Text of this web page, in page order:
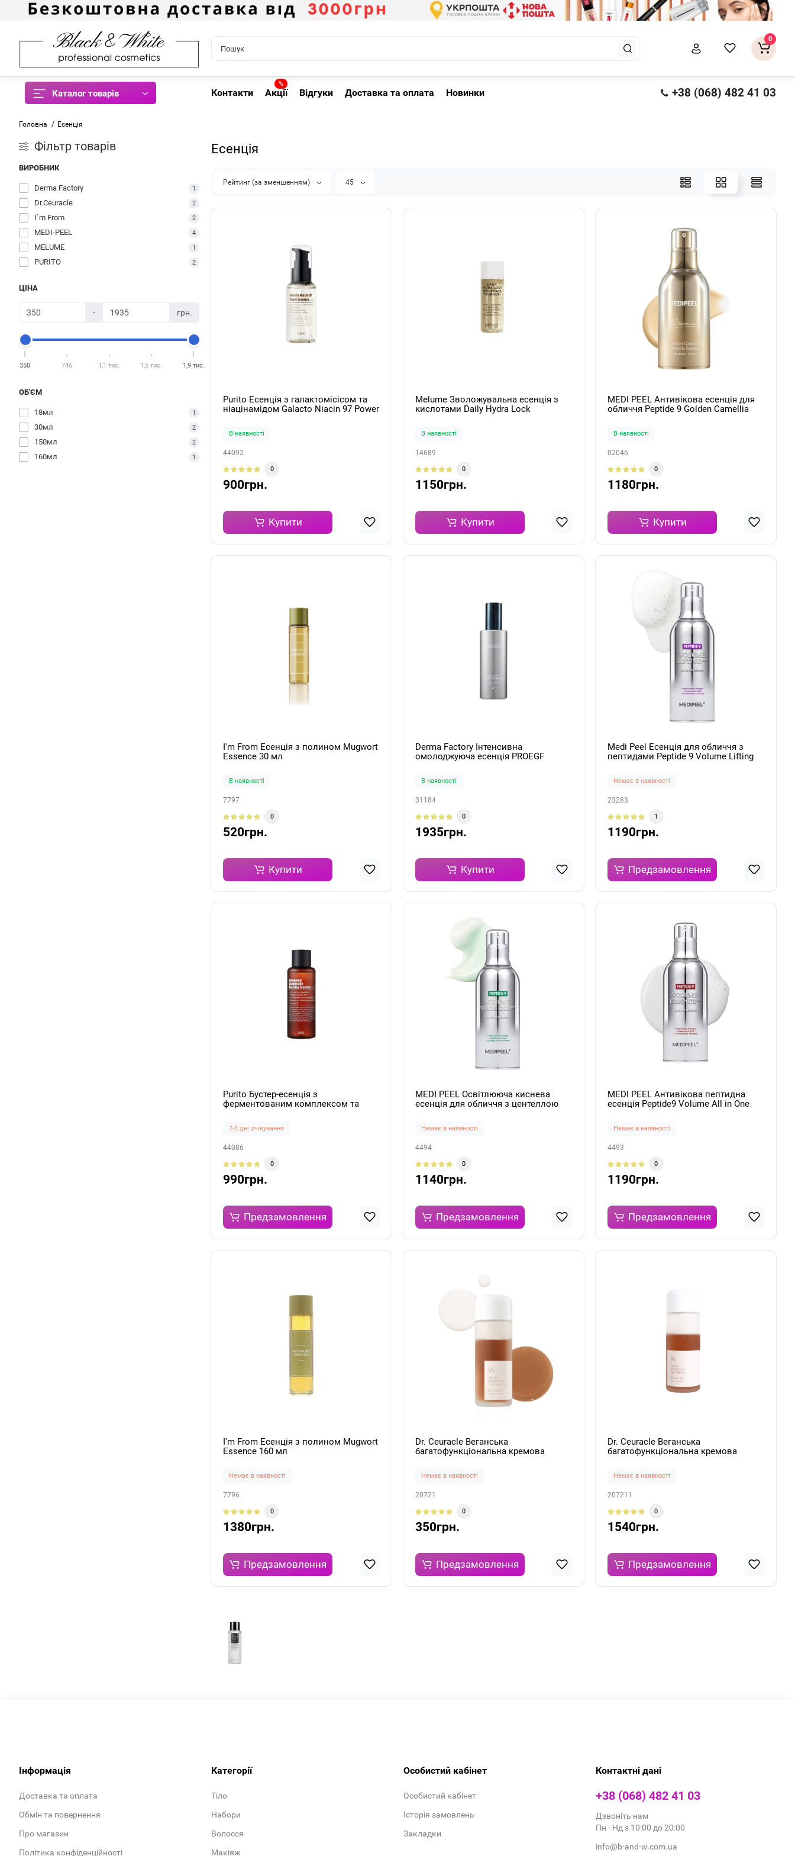
0
Каталог товарів Контакти
%
Акції Відгуки Доставка та оплата Новинки +38 (068) 482 41 03
Головна Есенція
Фiльтр товарів
ВИРОБНИК
Derma Factory 1
Dr.Ceuracle 2
I`m From 2
MEDI-PEEL 4
MELUME 1
PURITO 2
ЦІНА
- грн.
350 746 1,1 тис. 1,5 тис. 1,9 тис.
ОБ'ЄМ
18мл 1
30мл 2
150мл 2
160мл 1
Есенція
Рейтинг (за зменшенням) 45
Purito Есенція з галактомісісом та
ніацінамідом Galacto Niacin 97 Power
В наявності
44092
0
900грн.
Купити
Melume Зволожувальна есенція з
кислотами Daily Hydra Lock
В наявності
14689
0
1150грн.
Купити
MEDI PEEL Антивікова есенція для
обличчя Peptide 9 Golden Camellia
В наявності
02046
0
1180грн.
Купити
I'm From Есенція з полином Mugwort
Essence 30 мл
В наявності
7797
0
520грн.
Купити
Derma Factory Інтенсивна
омолоджуюча есенція PROEGF
В наявності
31184
0
1935грн.
Купити
Medi Peel Есенція для обличчя з
пептидами Peptide 9 Volume Lifting
Немає в наявності
23283
1
1190грн.
Предзамовлення
Purito Бустер-есенцiя з
ферментованим комплексом та
2-3 дні очікування
44086
0
990грн.
Предзамовлення
MEDI PEEL Освітлююча киснева
есенція для обличчя з центеллою
Немає в наявності
4494
0
1140грн.
Предзамовлення
MEDI PEEL Антивікова пептидна
есенція Peptide9 Volume All in One
Немає в наявності
4493
0
1190грн.
Предзамовлення
I'm From Есенція з полином Mugwort
Essence 160 мл
Немає в наявності
7796
0
1380грн.
Предзамовлення
Dr. Ceuracle Веганська
багатофункціональна кремова
Essence 18мл
Немає в наявності
20721
0
350грн.
Предзамовлення
Dr. Ceuracle Веганська
багатофункціональна кремова
Essence 150мл
Немає в наявності
207211
0
1540грн.
Предзамовлення
Контактні дані
+38 (068) 482 41 03
Дзвоніть нам
Пн - Нд з 10:00 до 20:00
info@b-and-w.com.ua
Інформація
Доставка та оплата
Обмін та повернення
Про магазин
Політика конфіденційності
Категорії
Тіло
Набори
Волосся
Макіяж
Особистий кабінет
Особистий кабінет
Історія замовлень
Закладки